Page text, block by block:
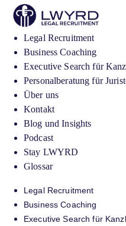
Legal Recruitment
Business Coaching
Executive Search für
Personalberatung für
Über uns
Kontakt
Blog und Insights
Podcast
Stay LWYRD
Glossar
Legal Recruitment
Business Coaching
Executive Search für